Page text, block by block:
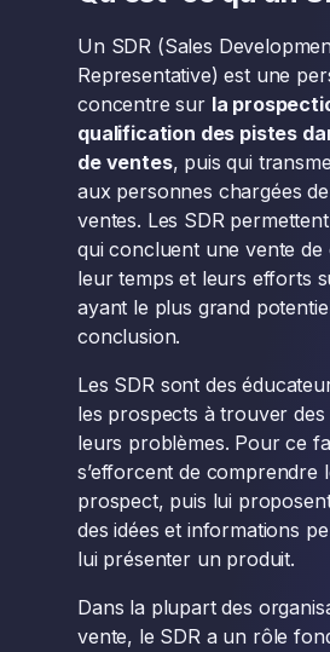
Un SDR (Sales
Representative) est une
concentre sur la
qualification des pistes
de ventes, puis qui
aux personnes chargées
ventes. Les SDR
qui concluent une vente
leur temps et leurs efforts
ayant le plus grand
conclusion.
Les SDR sont des
les prospects à trouver des
leurs problèmes. Pour ce
s’efforcent de comprendre
prospect, puis lui
des idées et informations
lui présenter un produit.
Dans la plupart des
vente, le SDR a un rôle